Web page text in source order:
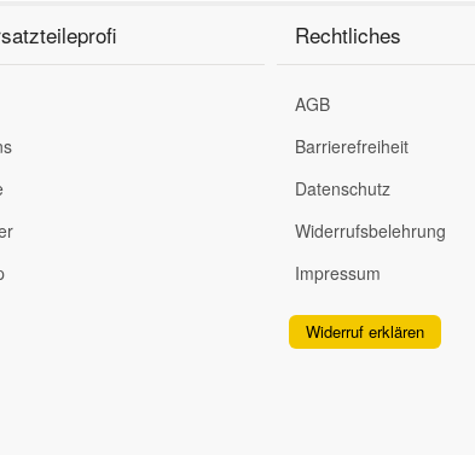
Rechtliches
AGB
Barrierefreiheit
Datenschutz
Widerrufsbelehrung
Impressum
Widerruf erklären